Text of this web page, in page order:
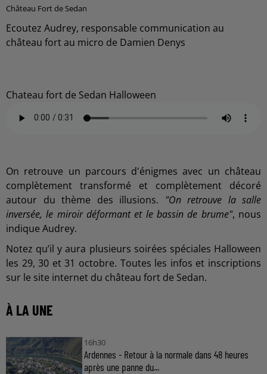
Château Fort de Sedan
Ecoutez Audrey, responsable communication au
château fort au micro de Damien Denys
Chateau fort de Sedan Halloween
On retrouve un parcours d'énigmes avec un château
complètement transformé et complètement décoré
autour du thème des illusions.
"On retrouve la salle
inversée, le miroir déformant et le bassin de brume", nous
indique Audrey.
Notez qu’il y aura plusieurs soirées spéciales Halloween
les 29, 30 et 31 octobre. Toutes les infos et inscriptions
sur le site internet du château fort de Sedan.
À LA UNE
16h30
Ardennes - Retour à la normale dans 48 heures
après une panne du...